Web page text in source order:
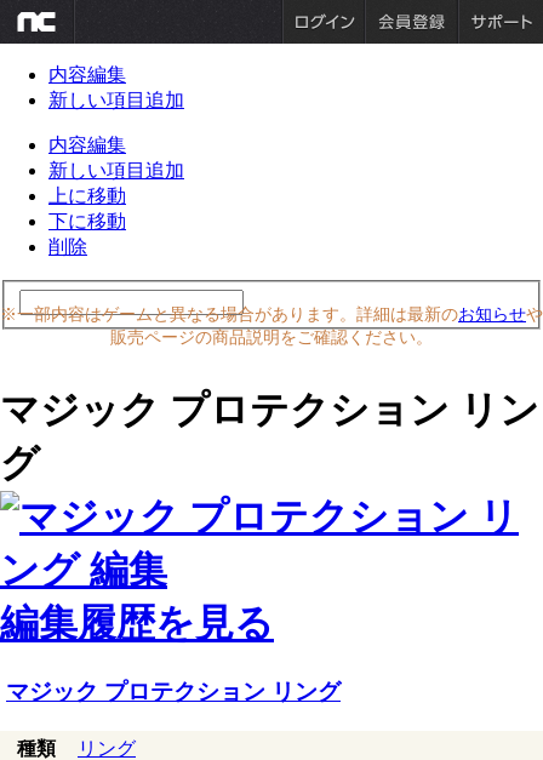
内容編集
新しい項目追加
内容編集
新しい項目追加
上に移動
下に移動
削除
※一部内容はゲームと異なる場合があります。詳細は最新のお知らせや
販売ページの商品説明をご確認ください。
マジック プロテクション リン
グ
編集履歴を見る
マジック プロテクション リング
種類 リング